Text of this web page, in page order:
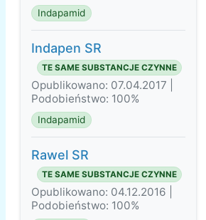
Indapamid
Indapen SR
TE SAME SUBSTANCJE CZYNNE
Opublikowano: 07.04.2017 |
Podobieństwo: 100%
Indapamid
Rawel SR
TE SAME SUBSTANCJE CZYNNE
Opublikowano: 04.12.2016 |
Podobieństwo: 100%